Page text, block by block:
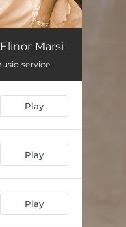
04:04
04:45
05:21
04:42
04:22
02:45
Marsi
service
Play
Play
Play